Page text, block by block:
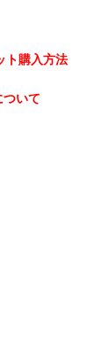
ト購入方法
いて